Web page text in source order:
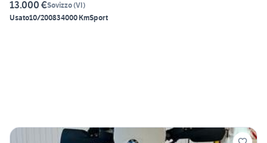
13.000 €Sovizzo(VI)
Usato10/200834000 KmSport